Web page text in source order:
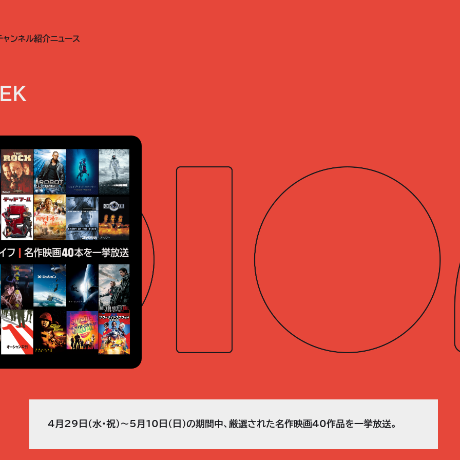
ャンネル紹介ニュース
4月29日（水・祝）～5月10日（日）の期間中、厳選された名作映画40作品を一挙放送。